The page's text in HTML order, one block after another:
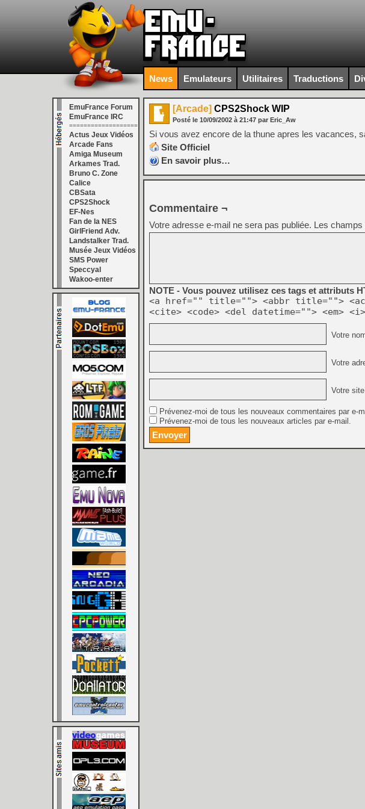
News Emulateurs Utilitaires Traductions
EmuFrance Forum
EmuFrance IRC
===================
Actus Jeux Vidéos
Arcade Fans
Amiga Museum
Arkames Trad.
Bruno C. Zone
Calice
CBSata
CPS2Shock
EF-Nes
Fan de la NES
GirlFriend Adv.
Landstalker Trad.
Musée Jeux Vidéos
SMS Power
Speccyal
Wakoo-enter
[Arcade] CPS2Shock WIP
Posté le 10/09/2002 à 21:47 par Eric_Aw
Si vous avez encore de la thune apres les vacances,
Site Officiel
En savoir plus…
Commentaire ¬
Votre adresse e-mail ne sera pas publiée. Les champs
NOTE - Vous pouvez utilisez ces tags et attributs
<a href="" title=""> <abbr title="">
<cite> <code> <del datetime=""> <em>
Votre
Votre
Votre
Prévenez-moi de tous les nouveaux commentaires par e-
Prévenez-moi de tous les nouveaux articles par e-mail.